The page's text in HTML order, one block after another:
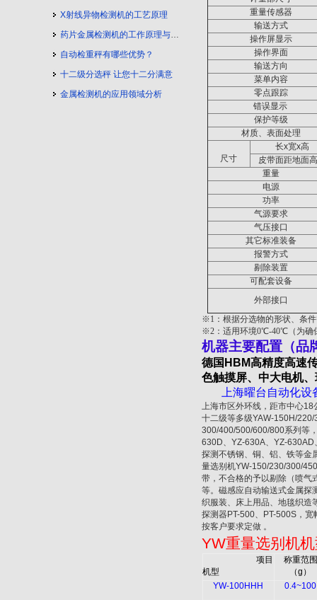
X射线异物检测机的工艺原理
药片金属检测机的工作原理与工艺流程
自动检重秤有哪些优势？
十二级分选秤 让您十二分满意
金属检测机的应用领域分析
重量传感器
输送方式
操作屏显示
操作界面
输送方向
菜单内容
零点跟踪
错误显示
保护等级
材质、表面处理
尺寸
长x宽x高
皮带面距地面
重量
电源
功率
气源要求
气压接口
其它标准装备
报警方式
剔除装置
可配套设备
外部接口
※1：根据分选物的形状、条
※2：适用环境0℃-40℃（为确
机器主要配置（品
德国 HBM高精度高速
色触摸屏、中大电机
上海曜台自动化设
上海市区外环线，距市中心
十二级等多级YAW-150H/
300/400/500/600/800系列等
630D、YZ-630A、YZ-
探测不锈钢、铜、铝、铁等金
量选别机YW-150/230/300/
带，不合格的予以剔除（喷气
等。磁感应自动输送式金属
织服装、床上用品、地毯织造
探测器PT-500、PT-500S，
按客户要求定做 。
YW重量选别机
项目
机型
称重范围
（g ）
YW-100HHH
0.4~100